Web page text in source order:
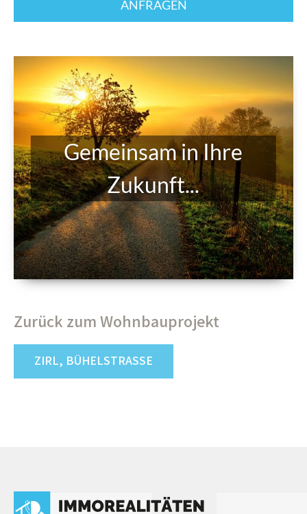
Gemeinsam in Ihre
Zukunft...
Zurück zum Wohnbauprojekt
ZIRL, BÜHELSTRASSE